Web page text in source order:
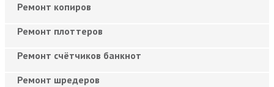
Ремонт копиров
Ремонт плоттеров
Ремонт счётчиков банкнот
Ремонт шредеров